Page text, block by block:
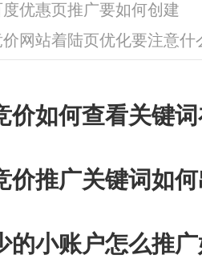
度优惠页推广要如何创建
价网站着陆页优化要注意什
价如何查看关键
价推广关键词如
的小账户怎么推